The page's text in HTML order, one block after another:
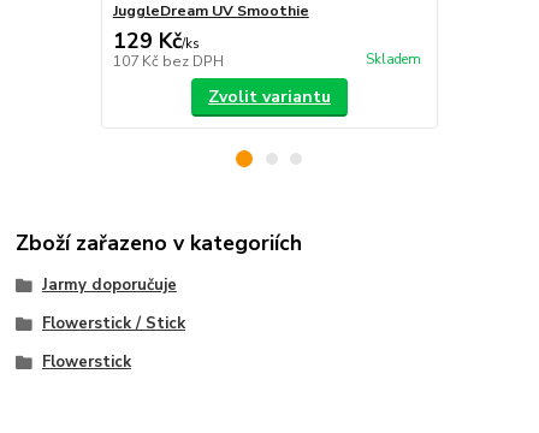
JuggleDream UV Smoothie
129 Kč/ks
107 Kč bez DPH Skladem
Zvolit variantu
Zboží zařazeno v kategoriích
Jarmy doporučuje
Flowerstick / Stick
Flowerstick